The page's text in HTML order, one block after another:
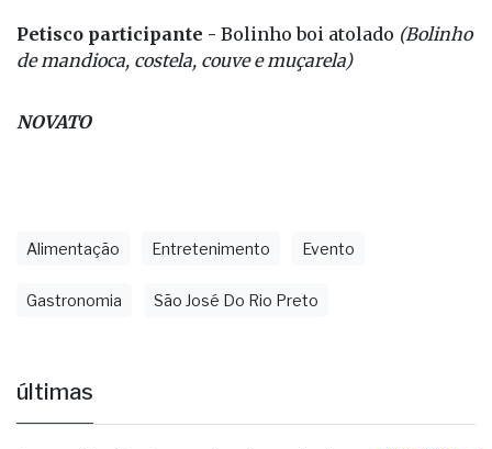
Petisco participante - Bolinho boi atolado (Bolinho
de mandioca, costela, couve e muçarela)
NOVATO
Alimentação Entretenimento Evento
Gastronomia São José Do Rio Preto
últimas